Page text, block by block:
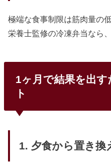
極端な食事制限は筋肉量の
栄養士監修の冷凍弁当なら
1ヶ月で結果を出
ト
1. 夕食から置き換